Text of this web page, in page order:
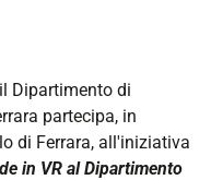
Dipartimento di
partecipa, in
di Ferrara, all'iniziativa
in VR al Dipartimento